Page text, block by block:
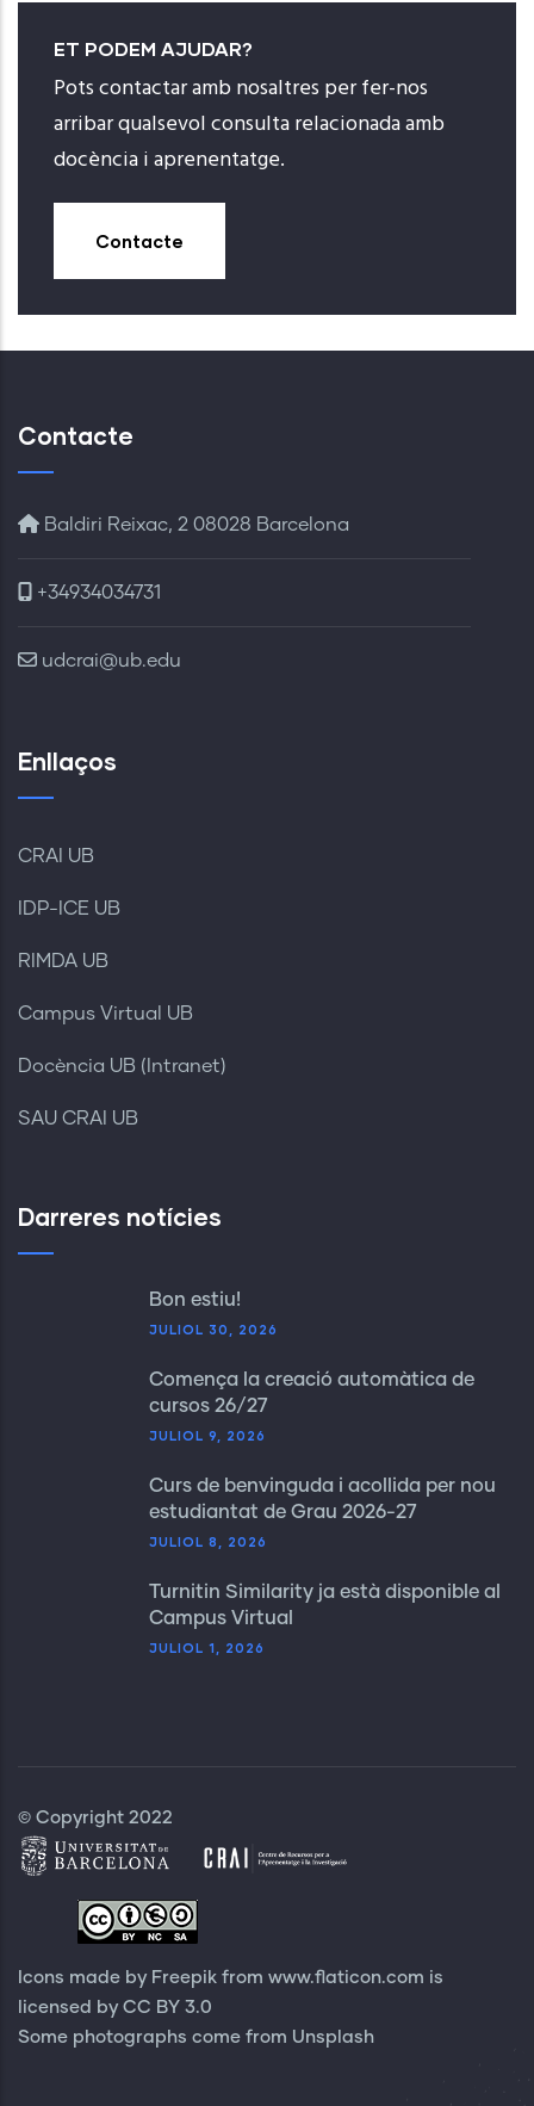
ET PODEM AJUDAR?
Pots contactar amb nosaltres per fer-nos
arribar qualsevol consulta relacionada amb
docència i aprenentatge.
Contacte
Contacte
Baldiri Reixac, 2 08028 Barcelona
+34934034731
udcrai@ub.edu
Enllaços
CRAI UB
IDP-ICE UB
RIMDA UB
Campus Virtual UB
Docència UB (Intranet)
SAU CRAI UB
Darreres notícies
Bon estiu!
JULIOL 30, 2026
Comença la creació automàtica de
cursos 26/27
JULIOL 9, 2026
Curs de benvinguda i acollida per nou
estudiantat de Grau 2026-27
JULIOL 8, 2026
Turnitin Similarity ja està disponible al
Campus Virtual
JULIOL 1, 2026
© Copyright 2022
Icons made by Freepik from www.flaticon.com is
licensed by CC BY 3.0
Some photographs come from Unsplash